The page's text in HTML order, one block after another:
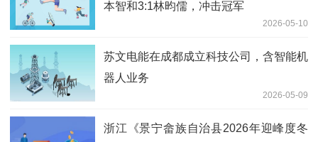
本智和3:1林昀儒，冲击冠军
2026-05-10
苏文电能在成都成立科技公司，含智能机
器人业务
2026-05-09
浙江《景宁畲族自治县2026年迎峰度冬